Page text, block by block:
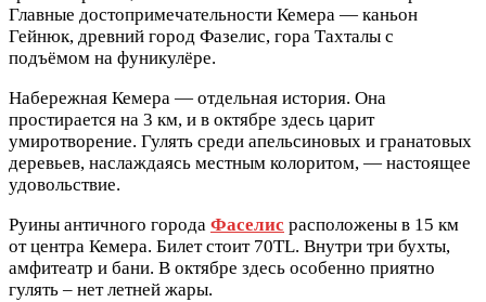
Главные достопримечательности Кемера — каньон
Гейнюк, древний город Фазелис, гора Тахталы с
подъёмом на фуникулёре.
Набережная Кемера — отдельная история. Она
простирается на 3 км, и в октябре здесь царит
умиротворение. Гулять среди апельсиновых и гранатовых
деревьев, наслаждаясь местным колоритом, — настоящее
удовольствие.
Руины античного города Фаселис расположены в 15 км
от центра Кемера. Билет стоит 70TL. Внутри три бухты,
амфитеатр и бани. В октябре здесь особенно приятно
гулять – нет летней жары.